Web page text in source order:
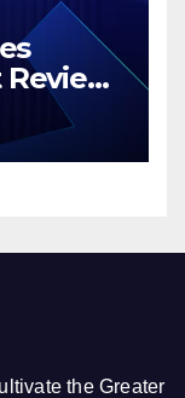
the Greater